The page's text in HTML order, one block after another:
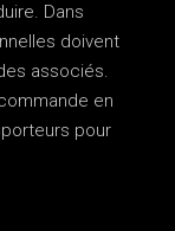
Dans
doivent
associés.
en
pour